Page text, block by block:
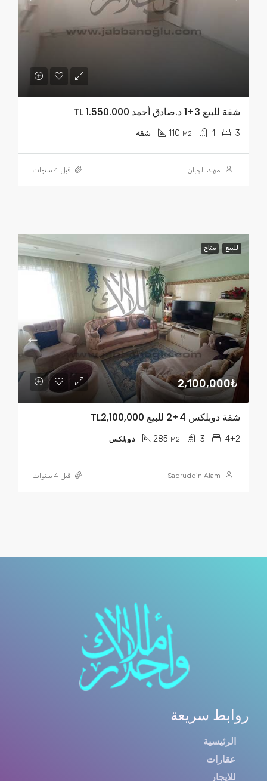
شقة للبيع 3+1 د.صادق أحمد TL 1.550.000
3
1
110 M2 شقة
مهند الجبان قبل 4 سنوات
للبيع متاح
2,100,000₺
شقة دوبلكس 4+2 للبيع TL2,100,000
4+2
3
285 M2 دوبلكس
Sadruddin Alam قبل 4 سنوات
روابط سريعة
الرئيسية
عقارات
للايجار